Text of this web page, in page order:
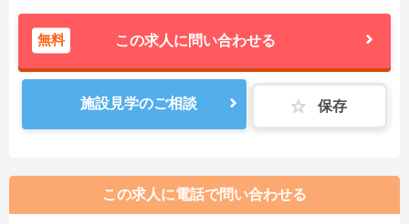
無料 この求人に問い合わせる
施設見学のご相談 保存
この求人に電話で問い合わせる